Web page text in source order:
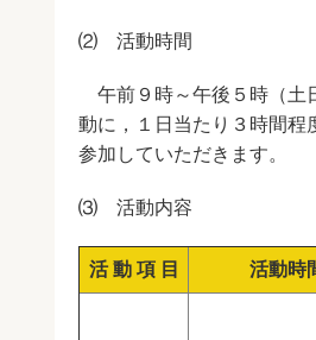
⑵ 活動時間
午前９時～午後５時（土
動に，１日当たり３時間程
参加していただきます。
⑶ 活動内容
活 動 項 目 活動時